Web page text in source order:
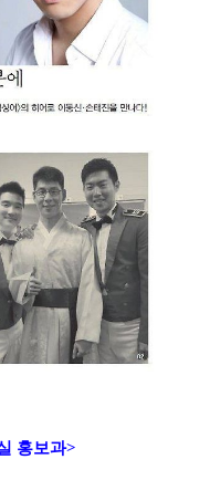
홍보과>